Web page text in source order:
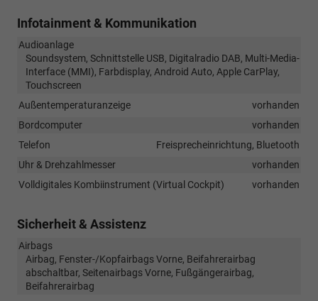
Infotainment & Kommunikation
Audioanlage
Soundsystem, Schnittstelle USB, Digitalradio DAB, Multi-Media-
Interface (MMI), Farbdisplay, Android Auto, Apple CarPlay,
Touchscreen
Außentemperaturanzeige
vorhanden
Bordcomputer
vorhanden
Telefon
Freisprecheinrichtung, Bluetooth
Uhr & Drehzahlmesser
vorhanden
Volldigitales Kombiinstrument (Virtual Cockpit)
vorhanden
Sicherheit & Assistenz
Airbags
Airbag, Fenster-/Kopfairbags Vorne, Beifahrerairbag
abschaltbar, Seitenairbags Vorne, Fußgängerairbag,
Beifahrerairbag